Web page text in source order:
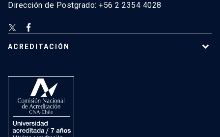
Dirección de Postgrado: +56 2 2354 4028
ACREDITACIÓN